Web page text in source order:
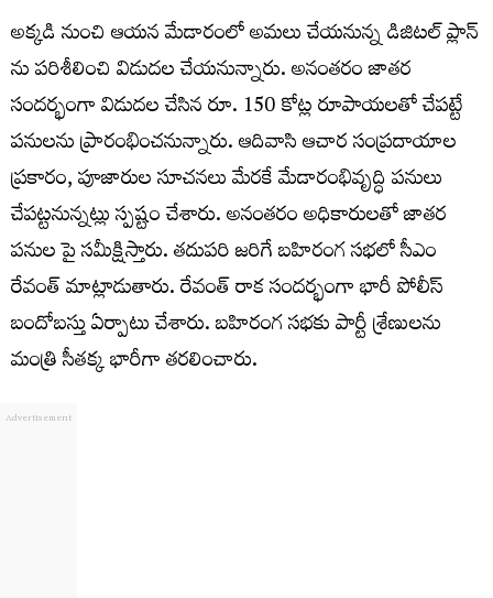
అక్కడి నుంచి ఆయన మేడారంలో అమలు చేయనున్న డిజిటల్ ప్లాన్
ను పరిశీలించి విడుదల చేయనున్నారు. అనంతరం జాతర
సందర్భంగా విడుదల చేసిన రూ. 150 కోట్ల రూపాయలతో చేపట్టే
పనులను ప్రారంభించనున్నారు. ఆదివాసి ఆచార సంప్రదాయాల
ప్రకారం, పూజారుల సూచనలు మేరకే మేడారంభివృద్ధి పనులు
చేపట్టనున్నట్లు స్పష్టం చేశారు. అనంతరం అధికారులతో జాతర
పనుల పై సమీక్షిస్తారు. తదుపరి జరిగే బహిరంగ సభలో సీఎం
రేవంత్ మాట్లాడుతారు. రేవంత్ రాక సందర్భంగా భారీ పోలీస్
బందోబస్తు ఏర్పాటు చేశారు. బహిరంగ సభకు పార్టీ శ్రేణులను
మంత్రి సీతక్క భారీగా తరలించారు.